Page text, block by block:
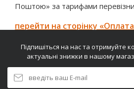
Поштою» за тарифами
перейти на сторінку
Підпишіться на нас та отримуйте
актуальні знижки в нашому